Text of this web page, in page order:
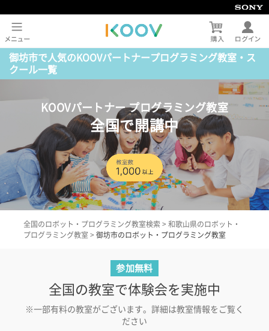
御坊市で人気のKOOVパートナープログラミング教室・ス
クール一覧
KOOVパートナー プログラミング教室
全国で開講中
全国のロボット・プログラミング教室検索 > 和歌山県のロボット・
プログラミング教室 > 御坊市のロボット・プログラミング教室
参加無料
全国の教室で体験会を実施中
※一部有料の教室がございます。詳細は教室情報をご覧く
ださい